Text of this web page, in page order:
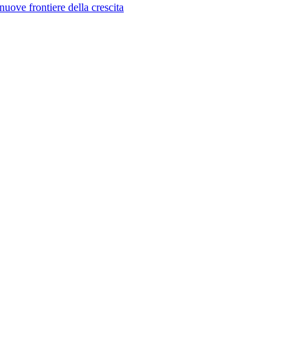
frontiere della crescita